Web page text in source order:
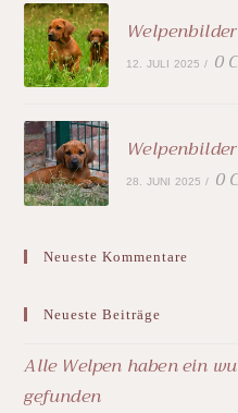
12. JULI 2025 / 0
28. JUNI 2025 / 0
Neueste Kommentare
Neueste Beiträge
Alle Welpen haben ein
gefunden